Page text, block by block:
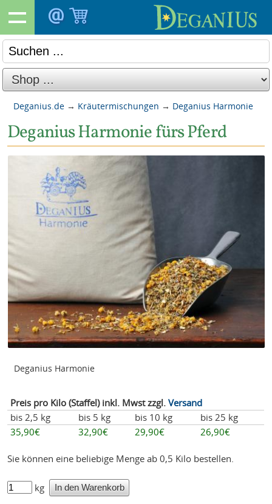
Deganius.de → Kräutermischungen → Deganius Harmonie
Deganius Harmonie fürs Pferd
Deganius Harmonie
Preis pro Kilo (Staffel) inkl. Mwst zzgl. Versand
bis 2,5 kg
bis 5 kg bis 10 kg
bis 25 kg
35,90€
32,90€ 29,90€ 26,90€
Sie können eine beliebige Menge ab 0,5 Kilo bestellen.
kg